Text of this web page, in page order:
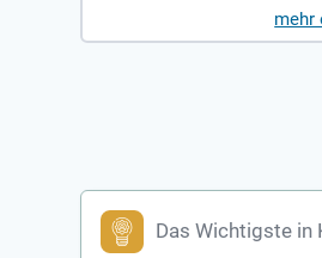
mehr
Das Wichtigste in